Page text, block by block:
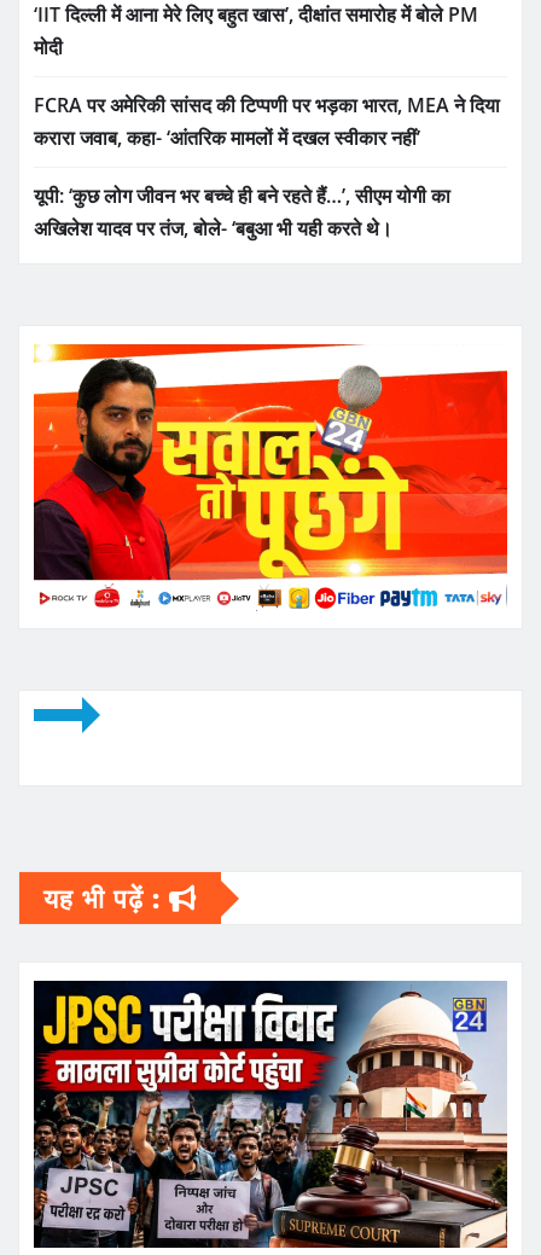
‘IIT दिल्ली में आना मेरे लिए बहुत खास’, दीक्षांत समारोह में बोले PM
मोदी
FCRA पर अमेरिकी सांसद की टिप्पणी पर भड़का भारत, MEA ने दिया
करारा जवाब, कहा- ‘आंतरिक मामलों में दखल स्वीकार नहीं’
यूपी: ‘कुछ लोग जीवन भर बच्चे ही बने रहते हैं…’, सीएम योगी का
अखिलेश यादव पर तंज, बोले- ‘बबुआ भी यही करते थे।
यह भी पढ़ें :